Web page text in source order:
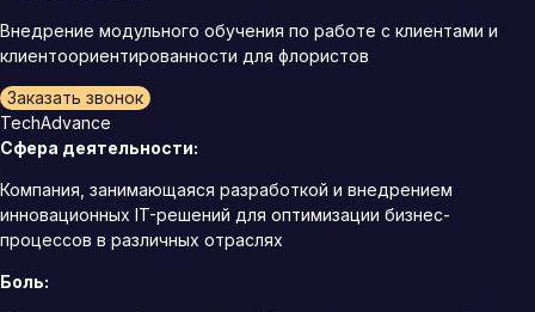
Внедрение модульного обучения по работе с клиентами и
клиентоориентированности для флористов
Заказать звонок
TechAdvance
Сфера деятельности:
Компания, занимающаяся разработкой и внедрением
инновационных IT-решений для оптимизации бизнес-
процессов в различных отраслях
Боль: